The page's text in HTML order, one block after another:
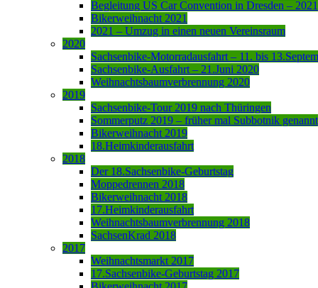
Begleitung US Car Convention in Dresden – 2021
Bikerweihnacht 2021
2021 – Umzug in einen neuen Vereinsraum
2020
Sachsenbike-Motorradausfahrt – 11. bis
Sachsenbike-Ausfahrt – 21.Juni 2020
Weihnachtsbaumverbrennung 2020
2019
Sachsenbike-Tour 2019 nach Thüringen
Sommerputz 2019 – früher mal Subbotnik genannt
Bikerweihnacht 2019
18.Heimkinderausfahrt
2018
Der 18.Sachsenbike-Geburtstag
Moppedrennen 2018
Bikerweihnacht 2018
17.Heimkinderausfahrt
Weihnachtsbaumverbrennung 2018
SachsenKrad 2018
2017
Weihnachtsmarkt 2017
17.Sachsenbike-Geburtstag 2017